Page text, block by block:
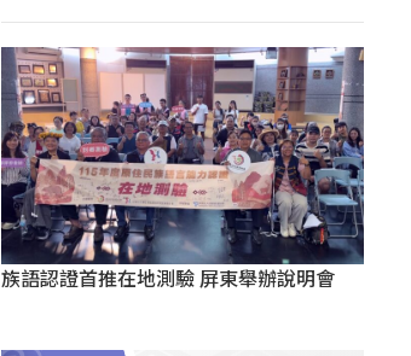
族語認證首推在地測驗 屏東舉辦說明會